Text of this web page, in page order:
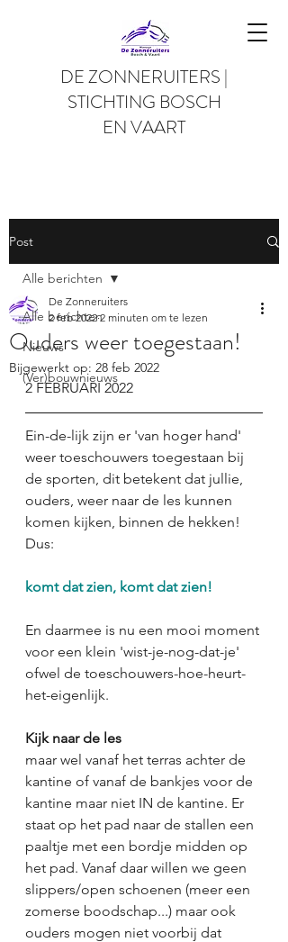
DE ZONNERUITERS |
STICHTING BOSCH
EN VAART
Post
Alle berichten
Nieuws
(Ver)bouwnieuws
Alle berichten
Ouders weer toegestaan!
De Zonneruiters
2 feb 2022 2 minuten om te lezen
Bijgewerkt op: 28 feb 2022
2 FEBRUARI 2022
Ein-de-lijk zijn er 'van hoger hand'
weer toeschouwers toegestaan bij
de sporten, dit betekent dat jullie,
ouders, weer naar de les kunnen
komen kijken, binnen de hekken!
Dus:
komt dat zien, komt dat zien!
En daarmee is nu een mooi moment
voor een klein 'wist-je-nog-dat-je'
ofwel de toeschouwers-hoe-heurt-
het-eigenlijk.
Kijk naar de les
maar wel vanaf het terras achter de
kantine of vanaf de bankjes voor de
kantine maar niet IN de kantine. Er
staat op het pad naar de stallen een
paaltje met een bordje midden op
het pad. Vanaf daar willen we geen
slippers/open schoenen (meer een
zomerse boodschap...) maar ook
ouders mogen niet voorbij dat